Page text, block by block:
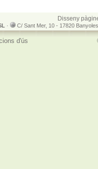
Disseny
· C/ Sant Mer, 10 - 17820
d'ús